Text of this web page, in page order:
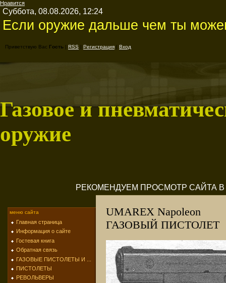
Нравится
Суббота, 08.08.2026, 12:24
Если оружие дальше чем ты
Приветствую Вас Гость | RSS | Регистрация | Вход
Газовое и
оружие
РЕКОМЕНДУЕМ ПРОСМОТР САЙТА В
меню сайта
Главная страница
Информация о сайте
Гостевая книга
Обратная связь
ГАЗОВЫЕ ПИСТОЛЕТЫ И ...
ПИСТОЛЕТЫ
РЕВОЛЬВЕРЫ
UMAREX Napoleon
ГАЗОВЫЙ ПИСТОЛЕТ